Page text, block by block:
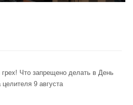
Что запрещено делать в День
9 августа